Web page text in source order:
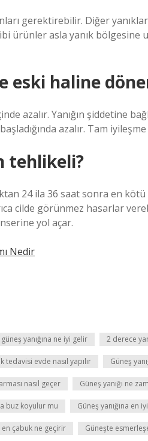
gerektirebilir. Diğer
ürünler asla yanık bölgesine
eski haline
azalır. Yanığın şiddetine
azalır. Tam
tehlikeli?
24 ila 36 saat sonra en
cilde görünmez hasarlar
yol açar.
Nedir
yanığına ne iyi gelir 2 derece
tedavisi evde nasıl yapılır Güneş
nasıl geçer Güneş yanığı ne
buz koyulur mu Güneş yanığına en
en çabuk ne geçirir Güneşte